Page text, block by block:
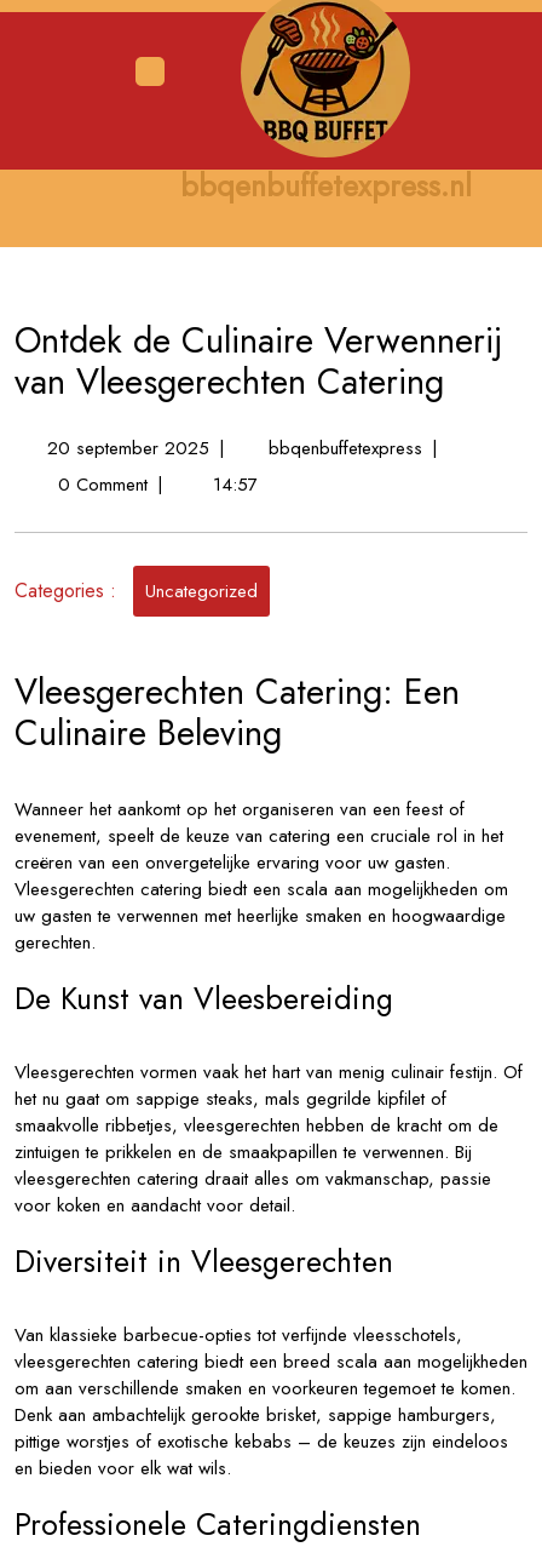
Skip
bbqenbuffetexpress.nl
Ontdek de Culinaire Verwennerij
van Vleesgerechten Catering
20 september 202520
september
| bbqenbuffetexpressOntdek
Verwennerij
|
0 Comment | 14:57
Categories : Uncategorized
Vleesgerechten Catering: Een
Culinaire Beleving
Wanneer het aankomt op het organiseren van een feest of
evenement, speelt de keuze van catering een cruciale rol in het
creëren van een onvergetelijke ervaring voor uw gasten.
Vleesgerechten catering biedt een scala aan mogelijkheden om
uw gasten te verwennen met heerlijke smaken en hoogwaardige
gerechten.
De Kunst van Vleesbereiding
Vleesgerechten vormen vaak het hart van menig culinair festijn. Of
het nu gaat om sappige steaks, mals gegrilde kipfilet of
smaakvolle ribbetjes, vleesgerechten hebben de kracht om de
zintuigen te prikkelen en de smaakpapillen te verwennen. Bij
vleesgerechten catering draait alles om vakmanschap, passie
voor koken en aandacht voor detail.
Diversiteit in Vleesgerechten
Van klassieke barbecue-opties tot verfijnde vleesschotels,
vleesgerechten catering biedt een breed scala aan mogelijkheden
om aan verschillende smaken en voorkeuren tegemoet te komen.
Denk aan ambachtelijk gerookte brisket, sappige hamburgers,
pittige worstjes of exotische kebabs – de keuzes zijn eindeloos
en bieden voor elk wat wils.
Professionele Cateringdiensten